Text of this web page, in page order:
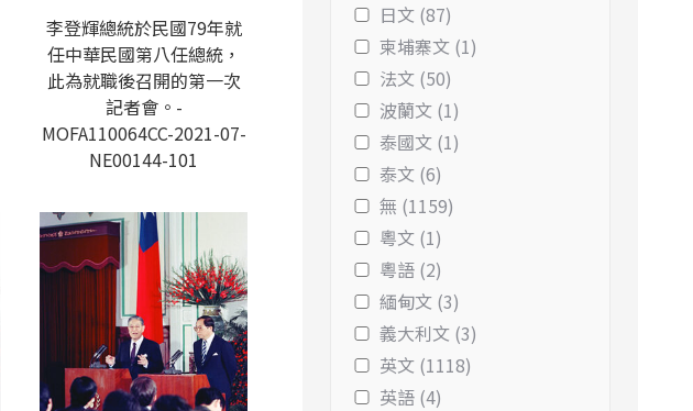
李登輝總統於民國79年就
任中華民國第八任總統，
此為就職後召開的第一次
記者會。-
MOFA110064CC-2021-07-
NE00144-101
日文 (87)
柬埔寨文 (1)
法文 (50)
波蘭文 (1)
泰國文 (1)
泰文 (6)
無 (1159)
粵文 (1)
粵語 (2)
緬甸文 (3)
義大利文 (3)
英文 (1118)
英語 (4)